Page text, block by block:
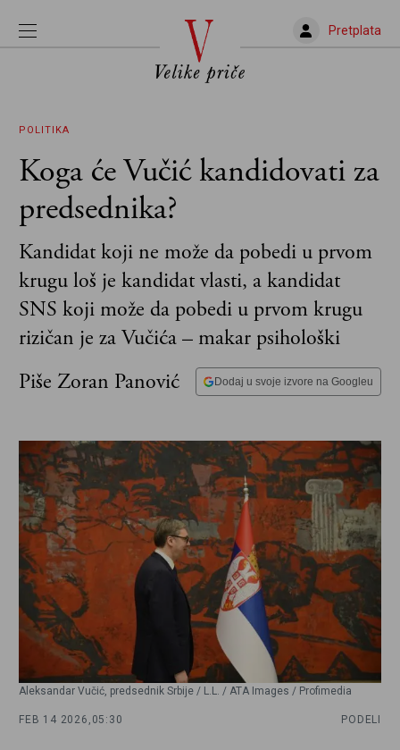
Pretplata
POLITIKA
Koga će Vučić kandidovati za
predsednika?
Kandidat koji ne može da pobedi u prvom
krugu loš je kandidat vlasti, a kandidat
SNS koji može da pobedi u prvom krugu
rizičan je za Vučića – makar psihološki
Piše Zoran Panović
Dodaj u svoje izvore na Googleu
Aleksandar Vučić, predsednik Srbije / L.L. / ATA Images / Profimedia
FEB 14 2026, 05:30 PODELI